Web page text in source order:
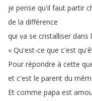
je pense qu'il faut partir
de la différence
qui va se cristalliser dans
« Qu'est-ce que c'est
Pour répondre à cette
et c'est le parent du
Et comme papa est